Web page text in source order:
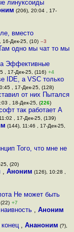
линуксоиды
(206), 20:04 , 17-
вместо
16-Дек-25, (10) –3
одно мы чат то мы
Эффективные
, 17-Дек-25, (116) +4
IDE, а VSC только
, 17-Дек-25, (128)
от них Пытался
, 18-Дек-25, (226)
так работает А
, 17-Дек-25, (139)
(144), 11:46 , 17-Дек-25,
Того, что мне не
(20)
, Аноним (126), 10:28 ,
Не может быть
+7
,Аноним
,Ананоним (?),